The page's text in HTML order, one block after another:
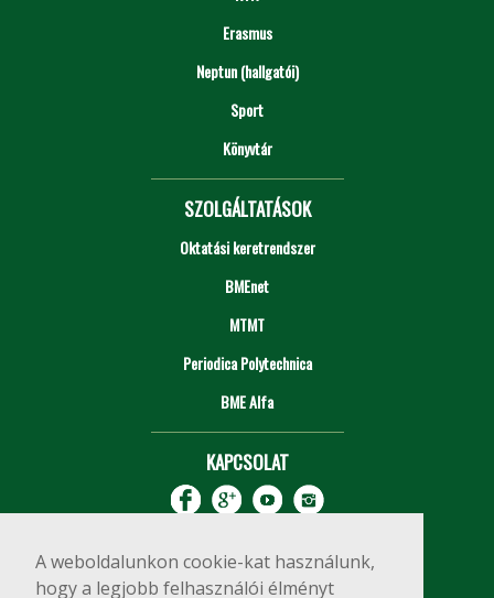
A weboldalunkon cookie-kat használunk,
hogy a legjobb felhasználói élményt
Erasmus
Neptun (hallgatói)
Sport
Könyvtár
SZOLGÁLTATÁSOK
Oktatási keretrendszer
BMEnet
MTMT
Periodica Polytechnica
BME Alfa
KAPCSOLAT